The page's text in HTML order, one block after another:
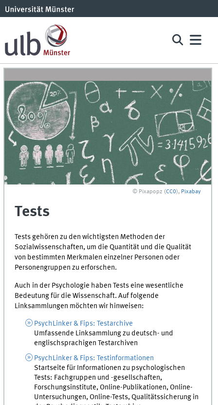
© Pixapopz (CC0), Pixabay
Tests
Tests gehören zu den wichtigsten Methoden der
Sozialwissenschaften, um die Quantität und die Qualität
von bestimmten Merkmalen einzelner Personen oder
Personengruppen zu erforschen.
Auch in der Psychologie haben Tests eine wesentliche
Bedeutung für die Wissenschaft. Auf folgende
Linksammlungen möchten wir hinweisen:
PsychLinker & Fips: Testarchive
Umfassende Linksammlung zu deutsch- und
englischsprachigen Testarchiven
PsychLinker & Fips: Testinformationen
Startseite für Informationen zu psychologischen
Tests: Fachgruppen und -gesellschaften,
Forschungsinstitute, Online-Publikationen, Online-
Untersuchungen, Online-Tests, Qualitätssicherung in